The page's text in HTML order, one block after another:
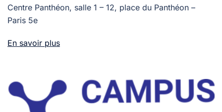
Centre Panthéon, salle 1 – 12, place du Panthéon –
Paris 5e
En savoir plus